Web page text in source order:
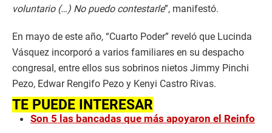
voluntario (…) No puedo contestarle”, manifestó.
En mayo de este año, “Cuarto Poder” reveló que Lucinda
Vásquez incorporó a varios familiares en su despacho
congresal, entre ellos sus sobrinos nietos Jimmy Pinchi
Pezo, Edwar Rengifo Pezo y Kenyi Castro Rivas.
TE PUEDE INTERESAR
Son 5 las bancadas que más apoyaron el Reinfo